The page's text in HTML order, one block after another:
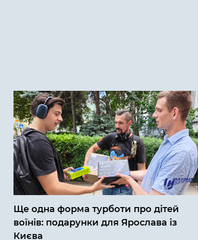
Ще одна форма турботи про дітей
воїнів: подарунки для Ярослава із
Києва